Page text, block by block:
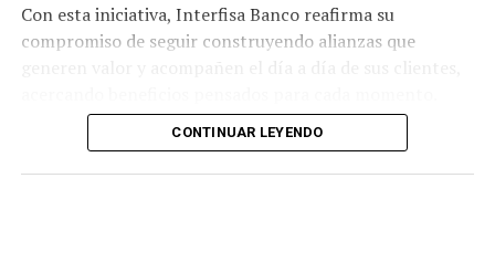
Con esta iniciativa, Interfisa Banco reafirma su
compromiso de seguir construyendo alianzas que
CONTINUAR LEYENDO